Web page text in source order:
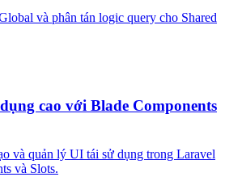
và phân tán logic query cho Shared
cao với Blade Components
và quản lý UI tái sử dụng trong Laravel
và Slots.